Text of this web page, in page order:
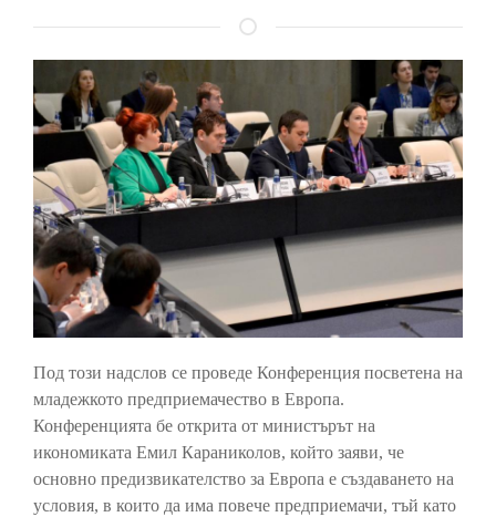
Под този надслов се проведе Конференция посветена на
младежкото предприемачество в Европа.
Конференцията бе открита от министърът на
икономиката Емил Караниколов, който заяви, че
основно предизвикателство за Европа е създаването на
условия, в които да има повече предприемачи, тъй като